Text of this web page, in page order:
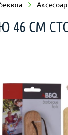
46 СМ